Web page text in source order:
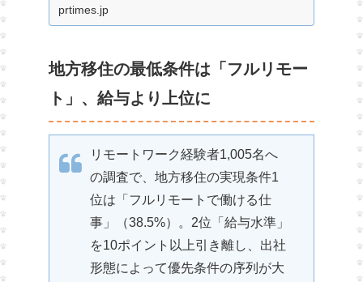
prtimes.jp
地方移住の最低条件は「フルリモー
ト」、給与より上位に
リモートワーク経験者1,005名へ
の調査で、地方移住の実現条件1
位は「フルリモートで働ける仕
事」（38.5%）。2位「給与水準」
を10ポイント以上引き離し、出社
形態によって優先条件の序列が大